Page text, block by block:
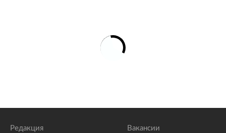
Редакция Вакансии